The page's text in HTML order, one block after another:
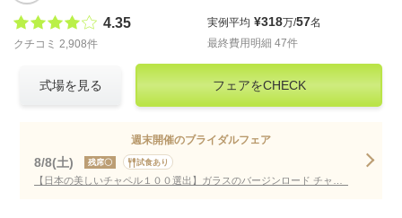
4.35
クチコミ 2,908件
実例平均 ¥318万/57名
最終費用明細 47件
式場を見る フェアをCHECK
週末開催のブライダルフェア
8/8(土) 残席〇 試食あり